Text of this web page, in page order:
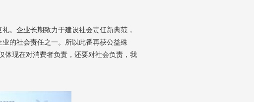
。企业长期致力于建设社会责任新典范，
的社会责任之一。所以此番再获公益殊
体现在对消费者负责，还要对社会负责，我